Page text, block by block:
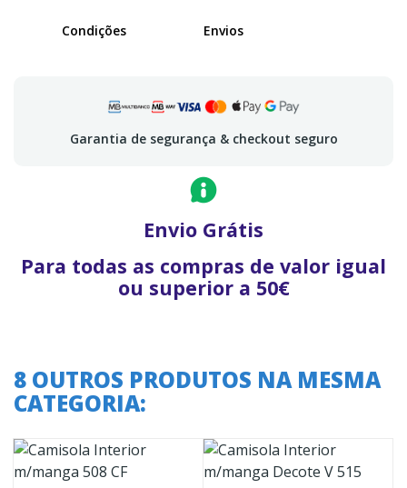
Condições Envios
Garantia de segurança & checkout seguro
Envio Grátis
Para todas as compras de valor igual
ou superior a 50€
8 OUTROS PRODUTOS NA MESMA
CATEGORIA: